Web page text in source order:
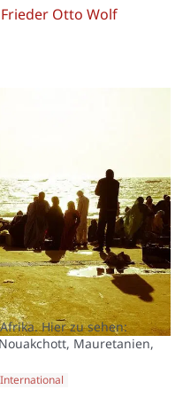
Frieder Otto Wolf
Hier zu sehen:
Mauretanien,
International